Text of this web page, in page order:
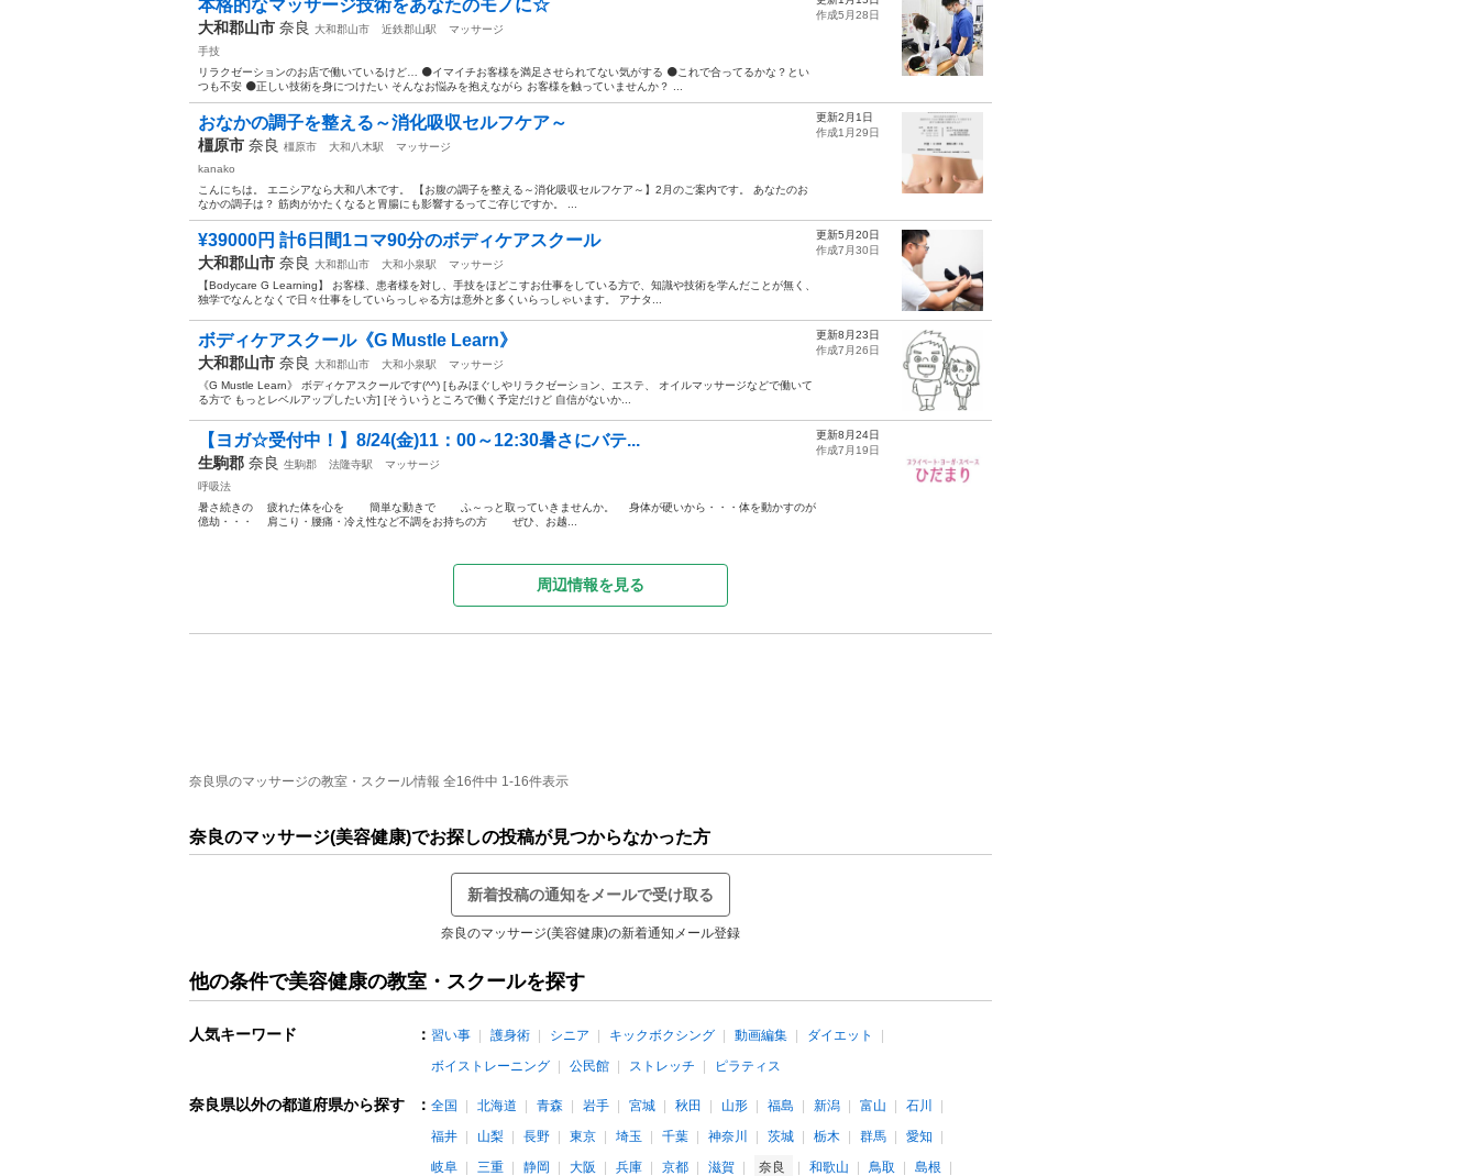
本格的なマッサージ技術をあなたのモノに☆
大和郡山市 奈良 大和郡山市 近鉄郡山駅
マッサージ
手技
リラクゼーションのお店で働いているけど… ⚫イマイチお客様を満足させられてない気がする ⚫これで合ってるかな？とい
つも不安 ⚫正しい技術を身につけたい そんなお悩みを抱えながら お客様を触っていませんか？ ...
作成5月28日
おなかの調子を整える～消化吸収セルフケア～
橿原市 奈良 橿原市 大和八木駅
マッサージ
kanako
こんにちは。 エニシアなら大和八木です。 【お腹の調子を整える～消化吸収セルフケア～】2月のご案内です。 あなたのお
なかの調子は？ 筋肉がかたくなると胃腸にも影響するってご存じですか。 ...
更新2月1日
作成1月29日
¥39000円 計6日間1コマ90分のボディケアスクール
大和郡山市 奈良 大和郡山市 大和小泉駅
マッサージ
【Bodycare G Learning】 お客様、患者様を対し、手技をほどこすお仕事をしている方で、知識や技術を学んだことが無く、
独学でなんとなくで日々仕事をしていらっしゃる方は意外と多くいらっしゃいます。 アナタ...
更新5月20日
作成7月30日
ボディケアスクール《G Mustle Learn》
大和郡山市 奈良 大和郡山市 大和小泉駅
マッサージ
《G Mustle Learn》 ボディケアスクールです(^^) [もみほぐしやリラクゼーション、エステ、 オイルマッサージなどで働いて
る方で もっとレベルアップしたい方] [そういうところで働く予定だけど 自信がないか...
更新8月23日
作成7月26日
【ヨガ☆受付中！】8/24(金)11：00～12:30暑さにバテ...
生駒郡 奈良 生駒郡 法隆寺駅
マッサージ
呼吸法
暑さ続きの 疲れた体を心を 簡単な動きで ふ～っと取っていきませんか。 身体が硬いから・・・体を動かすのが
億劫・・・ 肩こり・腰痛・冷え性など不調をお持ちの方 ぜひ、お越...
更新8月24日
作成7月19日
周辺情報を見る
奈良県のマッサージの教室・スクール情報 全16件中 1-16件表示
奈良のマッサージ(美容健康)でお探しの投稿が見つからなかった方
新着投稿の通知をメールで受け取る
奈良のマッサージ(美容健康)の新着通知メール登録
他の条件で美容健康の教室・スクールを探す
人気キーワード ： 習い事 護身術 シニア キックボクシング 動画編集
ダイエット
ボイストレーニング
公民館 ストレッチ ピラティス
奈良県以外の都道府県から探す ： 全国 北海道 青森 岩手 宮城 秋田 山形 福島 新潟 富山
石川
福井
山梨 長野 東京 埼玉 千葉 神奈川 茨城 栃木 群馬
愛知
岐阜
三重 静岡 大阪 兵庫 京都 滋賀 奈良 和歌山 鳥取 島根